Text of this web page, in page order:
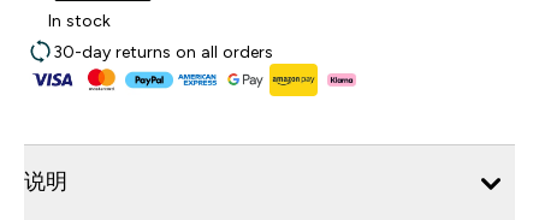
In stock
30-day returns on all orders
说明